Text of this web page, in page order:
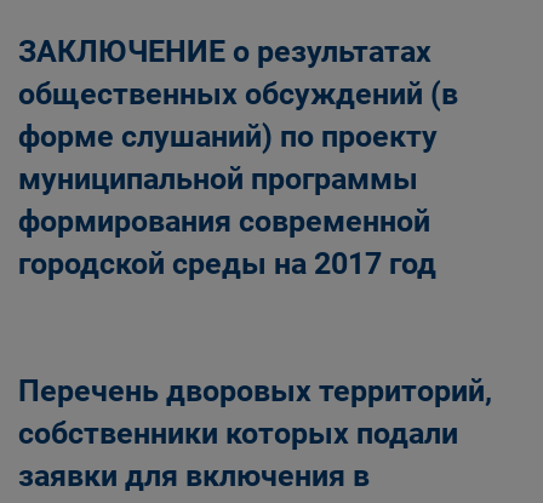
ЗАКЛЮЧЕНИЕ о результатах
общественных обсуждений (в
форме слушаний) по проекту
муниципальной программы
формирования современной
городской среды на 2017 год
Перечень дворовых территорий,
собственники которых подали
заявки для включения в